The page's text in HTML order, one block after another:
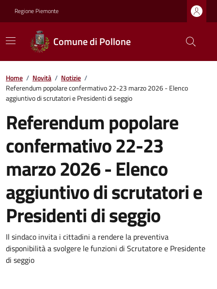
Regione Piemonte
Comune di Pollone
Home / Novità / Notizie /
Referendum popolare confermativo 22-23 marzo 2026 - Elenco
aggiuntivo di scrutatori e Presidenti di seggio
Referendum popolare
confermativo 22-23
marzo 2026 - Elenco
aggiuntivo di scrutatori e
Presidenti di seggio
Il sindaco invita i cittadini a rendere la preventiva
disponibilità a svolgere le funzioni di Scrutatore e Presidente
di seggio